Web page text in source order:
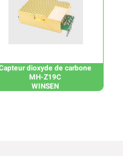
dioxyde de carbone
MH-Z19C
WINSEN